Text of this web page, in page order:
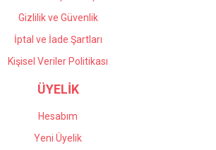
Gizlilik ve Güvenlik
İptal ve İade Şartları
Kişisel Veriler Politikası
ÜYELİK
Hesabım
Yeni Üyelik